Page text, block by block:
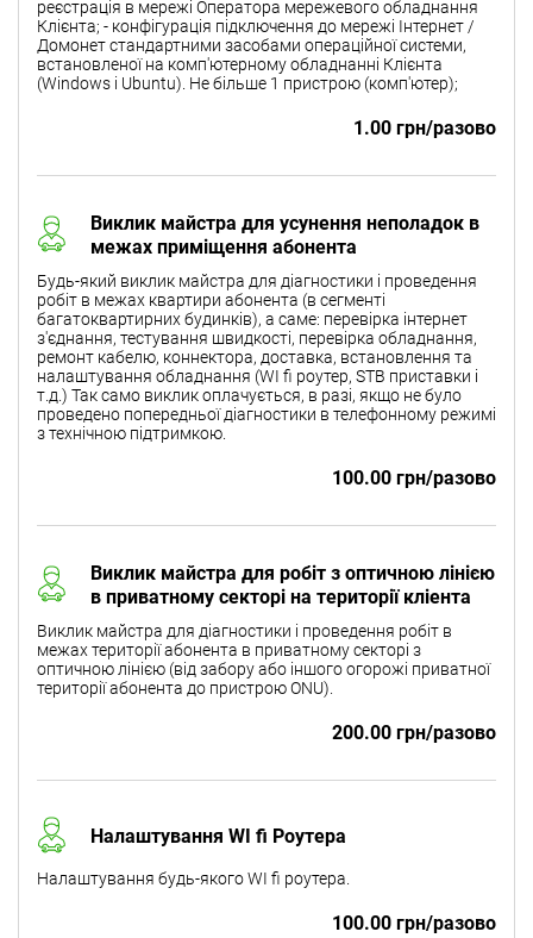
реєстрація в мережі Оператора мережевого обладнання
Клієнта; - конфігурація підключення до мережі Інтернет /
Домонет стандартними засобами операційної системи,
встановленої на комп'ютерному обладнанні Клієнта
(Windows і Ubuntu). Не більше 1 пристрою (комп'ютер);
1.00 грн/разово
Виклик майстра для усунення неполадок в
межах приміщення абонента
Будь-який виклик майстра для діагностики і проведення
робіт в межах квартири абонента (в сегменті
багатоквартирних будинків), а саме: перевірка інтернет
з'єднання, тестування швидкості, перевірка обладнання,
ремонт кабелю, коннектора, доставка, встановлення та
налаштування обладнання (WI fi роутер, STB приставки і
т.д.) Так само виклик оплачується, в разі, якщо не було
проведено попередньої діагностики в телефонному режимі
з технічною підтримкою.
100.00 грн/разово
Виклик майстра для робіт з оптичною лінією
в приватному секторі на території кліента
Виклик майстра для діагностики і проведення робіт в
межах території абонента в приватному секторі з
оптичною лінією (від забору або іншого огорожі приватної
території абонента до пристрою ONU).
200.00 грн/разово
Налаштування WI fi Роутера
Налаштування будь-якого WI fi роутера.
100.00 грн/разово